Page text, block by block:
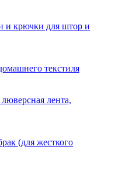
и крючки для штор и
текстиля
лента,
(для жесткого